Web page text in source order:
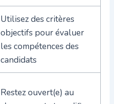
Utilisez des critères
objectifs pour évaluer
les compétences des
candidats
Restez ouvert(e) au